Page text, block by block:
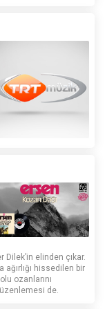
elinden çıkar.
ağırlığı hissedilen bir
ozanlarını
de.